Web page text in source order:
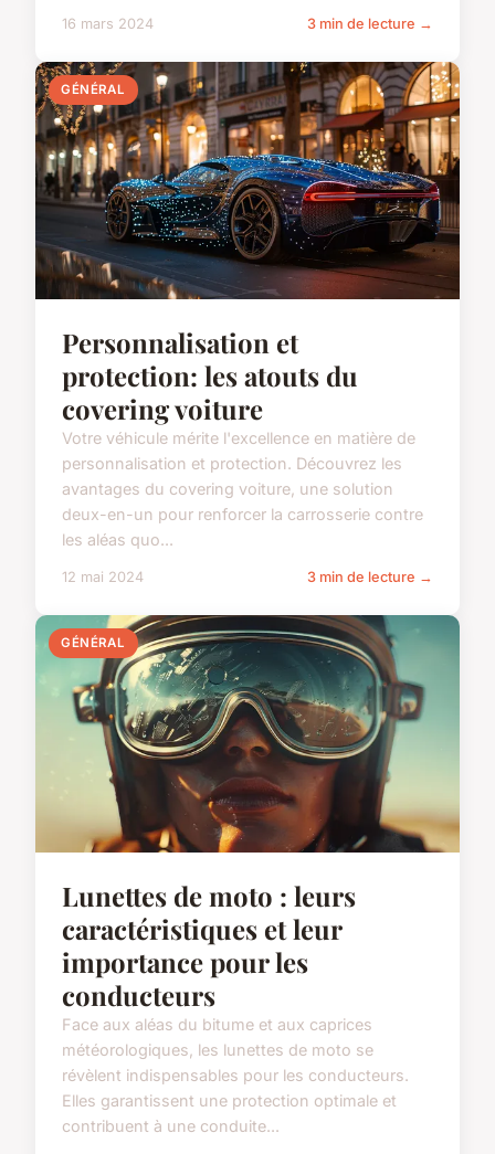
16 mars 2024 3 min de lecture →
GÉNÉRAL
Personnalisation et
protection: les atouts du
covering voiture
Votre véhicule mérite l'excellence en matière de
personnalisation et protection. Découvrez les
avantages du covering voiture, une solution
deux-en-un pour renforcer la carrosserie contre
les aléas quo...
12 mai 2024 3 min de lecture →
GÉNÉRAL
Lunettes de moto : leurs
caractéristiques et leur
importance pour les
conducteurs
Face aux aléas du bitume et aux caprices
météorologiques, les lunettes de moto se
révèlent indispensables pour les conducteurs.
Elles garantissent une protection optimale et
contribuent à une conduite...